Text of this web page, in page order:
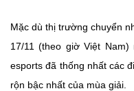
Mặc dù thị trường chuyển
17/11 (theo giờ Việt
esports đã thống nhất các
rộn bậc nhất của mùa giải.